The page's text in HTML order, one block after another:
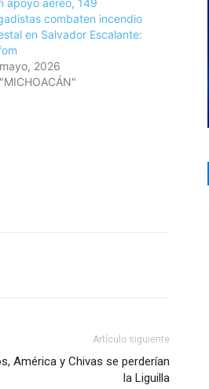
apoyo aéreo, 149
combaten incendio
en Salvador Escalante:
2026
Artículo siguiente
América y Chivas se perderían
la Liguilla